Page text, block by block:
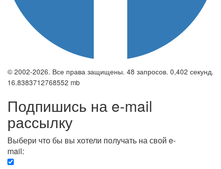
© 2002-2026. Все права защищены. 48 запросов. 0,402 секунд.
16.8383712768552 mb
Подпишись на e-mail
рассылку
Выбери что бы вы хотели получать на свой e-
mail: